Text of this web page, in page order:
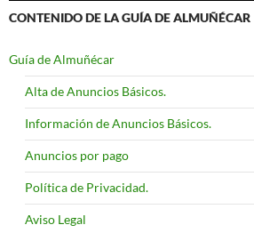
CONTENIDO DE LA GUÍA DE ALMUÑÉCAR
Guía de Almuñécar
Alta de Anuncios Básicos.
Información de Anuncios Básicos.
Anuncios por pago
Política de Privacidad.
Aviso Legal